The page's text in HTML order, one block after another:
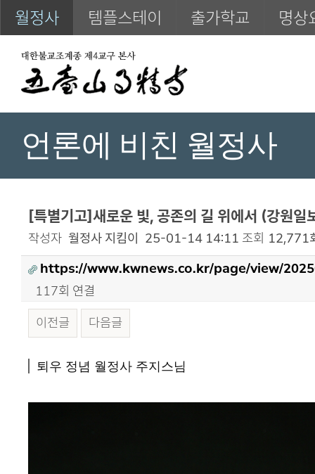
월정사 템플스테이 출가학교 명상
언론에 비친 월정사
[특별기고]새로운 빛, 공존의 길 위에서 (강원일
작성자 월정사 지킴이 25-01-14 14:11 조회 12,771
https://www.kwnews.co.kr/page/view/
117회 연결
이전글
다음글
본문퇴우 정념 월정사 주지스님